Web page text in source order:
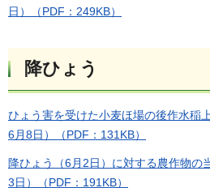
日）（PDF：249KB）
降ひょう
ひょう害を受けた小麦ほ場の後作水稲
6月8日）（PDF：131KB）
降ひょう（6月2日）に対する農作物の
3日）（PDF：191KB）